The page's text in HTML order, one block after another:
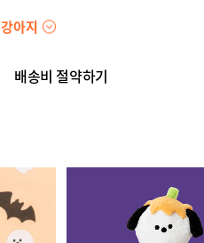
강아지
배송비 절약하기